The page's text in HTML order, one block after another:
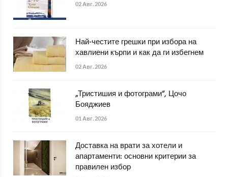
02 Авг. 2026
Най-честите грешки при избора на
хавлиени кърпи и как да ги избегнем
02 Авг. 2026
„Тристишия и фотограми“, Цочо
Бояджиев
01 Авг. 2026
Доставка на врати за хотели и
апартаменти: основни критерии за
правилен избор